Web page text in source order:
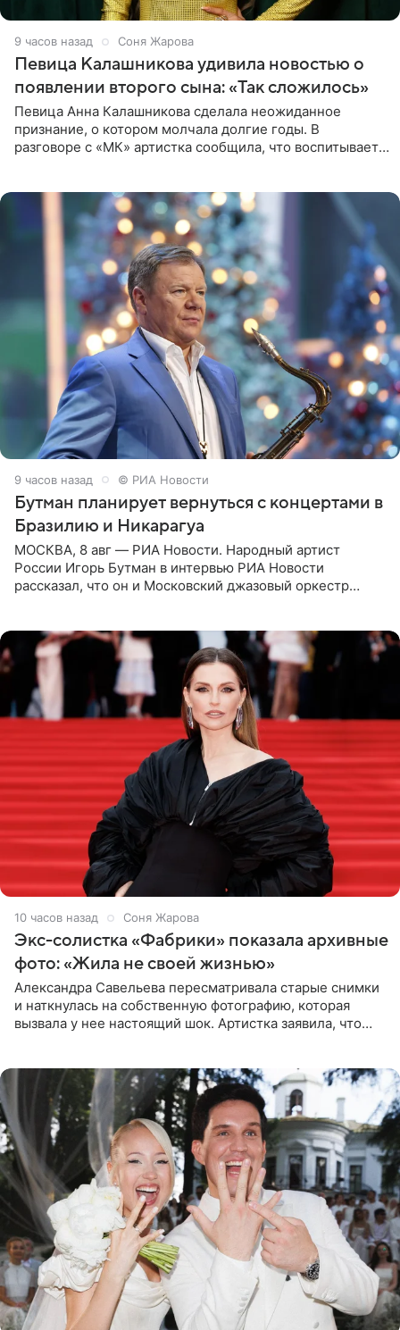
9 часов назад Соня Жарова
Певица Калашникова удивила новостью о
появлении второго сына: «Так сложилось»
Певица Анна Калашникова сделала неожиданное
признание, о котором молчала долгие годы. В
разговоре с «МК» артистка сообщила, что воспитывает
9 часов назад © РИА Новости
Бутман планирует вернуться с концертами в
Бразилию и Никарагуа
МОСКВА, 8 авг — РИА Новости. Народный артист
России Игорь Бутман в интервью РИА Новости
рассказал, что он и Московский джазовый оркестр
10 часов назад Соня Жарова
Экс-солистка «Фабрики» показала архивные
фото: «Жила не своей жизнью»
Александра Савельева пересматривала старые снимки
и наткнулась на собственную фотографию, которая
вызвала у нее настоящий шок. Артистка заявила, что